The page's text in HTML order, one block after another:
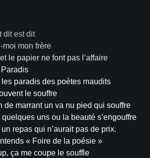
dit est dit
moi mon frère
le papier ne font pas l’affaire
Paradis
les paradis des poètes maudits
le souffre
de marrant un va nu pied qui souffre
quelques uns ou la beauté s’engouffre
repas qui n’aurait pas de prix.
« Foire de la poésie »
ça me coupe le souffle